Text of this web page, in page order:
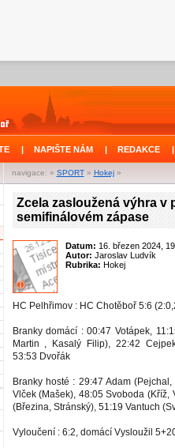
| NAPIŠTE NÁM | REDAKCE |
navigace: » SPORT» Hokej»
Zcela zasloužená výhra v
semifinálovém zápase
Datum: 16. březen 2024,
Autor: Jaroslav Ludvík
Rubrika: Hokej
HC Pelhřimov : HC Chotěboř 5:6
Branky domácí : 00:47 Votápek,
Martin , Kasalý Filip), 22:42
53:53 Dvořák
Branky hosté : 29:47 Adam
Vlček (Mašek), 48:05 Svoboda (Kříž,
(Březina, Stránský), 51:19 Vantuch
Vyloučení : 6:2, domácí Vysloužil